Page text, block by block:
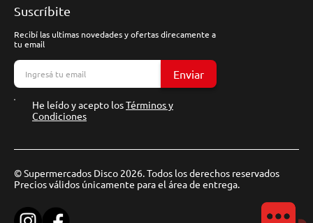
Suscríbite
Recibí las ultimas novedades y ofertas direcamente a
tu email
Enviar
He leído y acepto losTérminos y
Condiciones
© Supermercados Disco 2026. Todos los derechos reservados
Precios válidos únicamente para el área de entrega.